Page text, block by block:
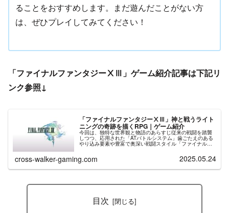
ることをおすすめします。まだ遊んだことがない方
は、ぜひプレイしてみてください！
「ファイナルファンタジーⅩⅢ」ゲーム紹介記事は下記リ
ンク参照↓
「ファイナルファンタジーⅩⅢ」神と戦うライト
ニングの奇跡を描くRPG｜ゲーム紹介
今回は、独特な世界観と物語のあらすじ従来の戦闘を踏襲
しつつ、応用された「ATバトルシステム」歯ごたえのある
やり込み要素や豊富で奥深い戦闘スタイル「ファイナルフ
cross-walker-gaming.com 2025.05.24
目次